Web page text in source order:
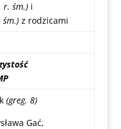
r. śm.)i
z rodzicami
(greg. 8)
Gać,